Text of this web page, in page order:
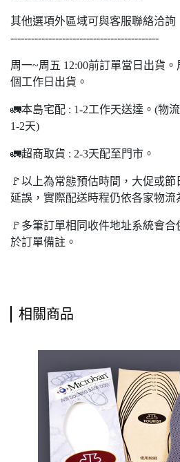
其他選項外區域可與客服聯絡洽詢
-------------------------------------------
周一~周五 12:00前訂單當日出貨
個工作日出貨。
🚛本島宅配 : 1-2工作天送達。(物
1-2天)
🚛超商取貨 : 2-3天配至門市。
🚩以上為常態預估時間，大促或
延誤，實際配送時程仍依各家物流
🚩多筆訂單相同收件地址系統會
於訂單備註。
相關商品